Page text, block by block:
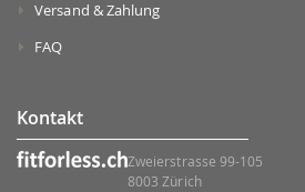
Versand & Zahlung
FAQ
Kontakt
Zweierstrasse 99-105
8003 Zürich